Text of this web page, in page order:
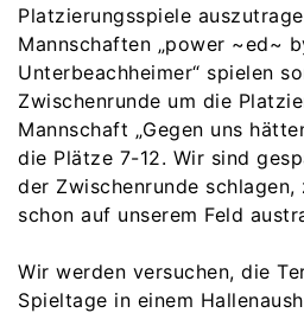
Platzierungsspiele
Mannschaften „power ~ed~
Unterbeachheimer“ spielen
Zwischenrunde um die
Mannschaft „Gegen uns
die Plätze 7-12. Wir sind
der Zwischenrunde
schon auf unserem Feld
Wir werden versuchen, die
Spieltage in einem